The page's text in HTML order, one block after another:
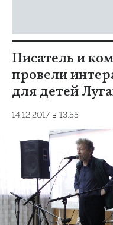
Писатель и
провели
для детей
14.12.2017 в 13:55